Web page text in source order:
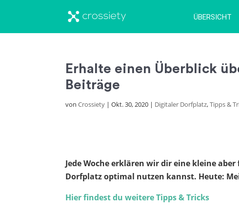
ÜBERSICHT
Erhalte einen Überblick
Beiträge
vonCrossiety |Okt. 30, 2020 | Digitaler Dorfplatz,Tipps &
Jede Woche erklären wir dir eine kleine
Dorfplatz optimal nutzen kannst. Heute:
Hier findest du weitere Tipps & Tricks